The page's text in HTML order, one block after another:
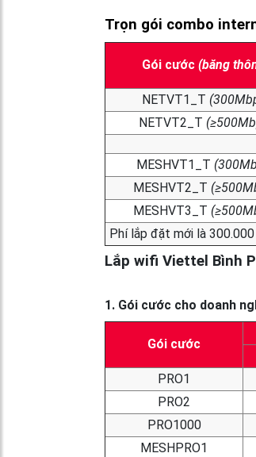
Trọn gói combo
Gói cước (băng
NETVT1_T
NETVT2_T
MESHVT1_T
MESHVT2_T
MESHVT3_T
Phí lắp đặt mới là
Lắp wifi Viettel Bình
1. Gói cước cho doanh
Gói cước
PRO1
PRO2
PRO1000
MESHPRO1